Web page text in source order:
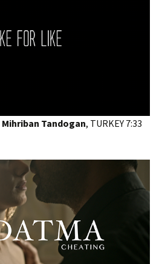
Mihriban Tandogan, TURKEY 7:33